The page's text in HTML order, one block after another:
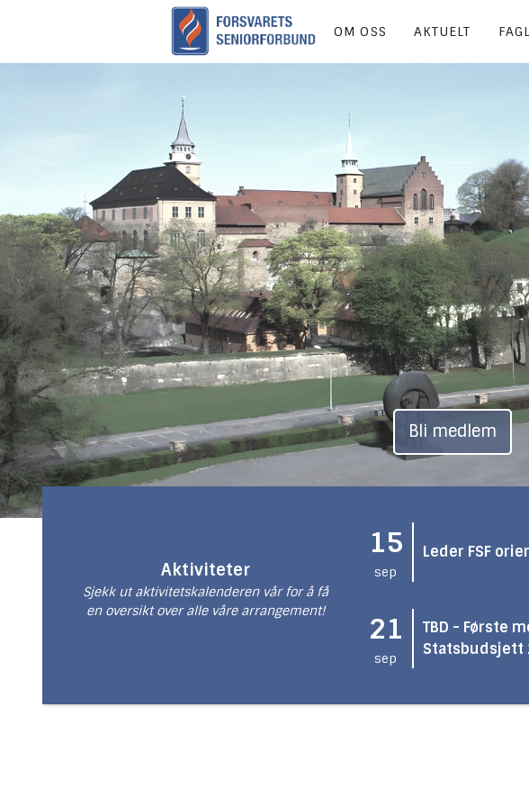
OM OSS AKTUELT
Bli medlem
Aktiviteter
Sjekk ut aktivitetskalenderen vår for å få
en oversikt over alle våre arrangement!
15
sep
Leder FSF
21
sep
TBD - Første
Statsbudsjett